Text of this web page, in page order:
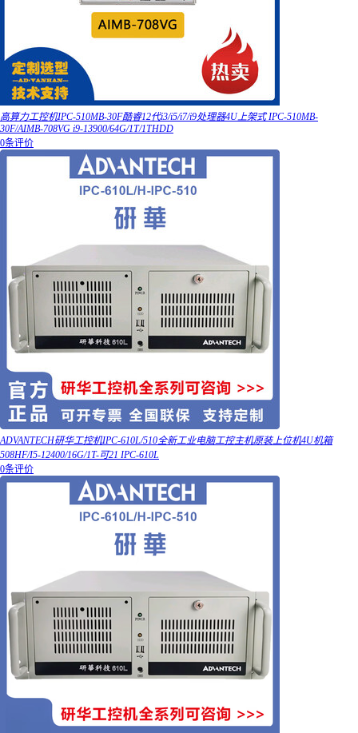
高算力工控机IPC-510MB-30F酷睿12代i3/i5/i7/i9处理器4U上架式 IPC-510MB-
30F/AIMB-708VG i9-13900/64G/1T/1THDD
0条评价
ADVANTECH研华工控机IPC-610L/510全新工业电脑工控主机原装上位机4U机箱
508HF/I5-12400/16G/1T-可21 IPC-610L
0条评价